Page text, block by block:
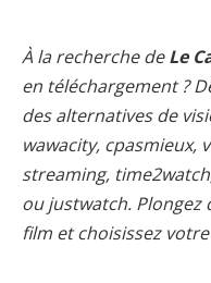
À la recherche deLe
en téléchargement ?
des alternatives de
wawacity, cpasmieux,
streaming,
ou justwatch. Plongez
film et choisissez